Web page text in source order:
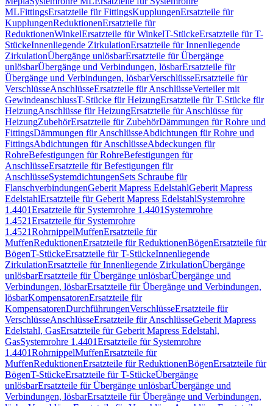
MLFittingsErsatzteile für FittingsKupplungenErsatzteile für
KupplungenReduktionenErsatzteile für
ReduktionenWinkelErsatzteile für WinkelT-StückeErsatzteile für T-
StückeInnenliegende ZirkulationErsatzteile für Innenliegende
ZirkulationÜbergänge unlösbarErsatzteile für Übergänge
unlösbarÜbergänge und Verbindungen, lösbarErsatzteile für
Übergänge und Verbindungen, lösbarVerschlüsseErsatzteile für
VerschlüsseAnschlüsseErsatzteile für AnschlüsseVerteiler mit
GewindeanschlussT-Stücke für HeizungErsatzteile für T-Stücke für
HeizungAnschlüsse für HeizungErsatzteile für Anschlüsse für
HeizungZubehörErsatzteile für ZubehörDämmungen für Rohre und
FittingsDämmungen für AnschlüsseAbdichtungen für Rohre und
FittingsAbdichtungen für AnschlüsseAbdeckungen für
RohreBefestigungen für RohreBefestigungen für
AnschlüsseErsatzteile für Befestigungen für
AnschlüsseSystemdichtungenSets Schraube für
FlanschverbindungenGeberit Mapress EdelstahlGeberit Mapress
EdelstahlErsatzteile für Geberit Mapress EdelstahlSystemrohre
1.4401Ersatzteile für Systemrohre 1.4401 Systemrohre
1.4521Ersatzteile für Systemrohre
1.4521RohrnippelMuffenErsatzteile für
MuffenReduktionenErsatzteile für ReduktionenBögenErsatzteile für
BögenT-StückeErsatzteile für T-StückeInnenliegende
ZirkulationErsatzteile für Innenliegende ZirkulationÜbergänge
unlösbarErsatzteile für Übergänge unlösbarÜbergänge und
Verbindungen, lösbarErsatzteile für Übergänge und Verbindungen,
lösbarKompensatorenErsatzteile für
KompensatorenDurchführungenVerschlüsseErsatzteile für
VerschlüsseAnschlüsseErsatzteile für AnschlüsseGeberit Mapress
Edelstahl, GasErsatzteile für Geberit Mapress Edelstahl,
GasSystemrohre 1.4401Ersatzteile für Systemrohre
1.4401RohrnippelMuffenErsatzteile für
MuffenReduktionenErsatzteile für ReduktionenBögenErsatzteile für
BögenT-StückeErsatzteile für T-StückeÜbergänge
unlösbarErsatzteile für Übergänge unlösbarÜbergänge und
Verbindungen, lösbarErsatzteile für Übergänge und Verbindungen,